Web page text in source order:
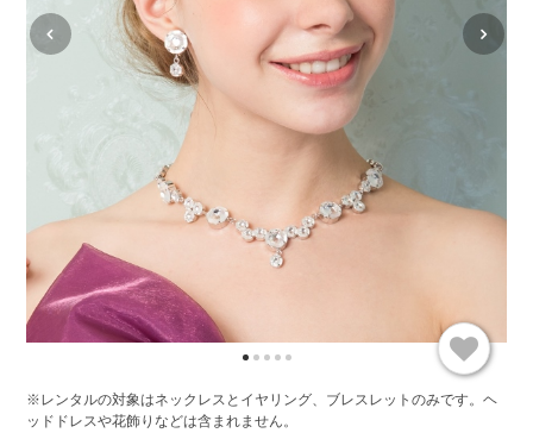
※レンタルの対象はネックレスとイヤリング、ブレスレットのみです。ヘ
ッドドレスや花飾りなどは含まれません。